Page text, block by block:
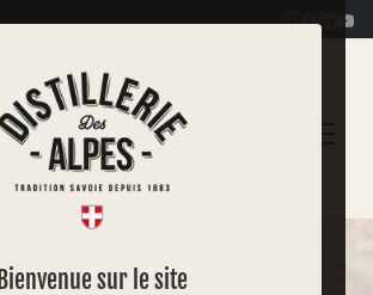
Bienvenue sur le site